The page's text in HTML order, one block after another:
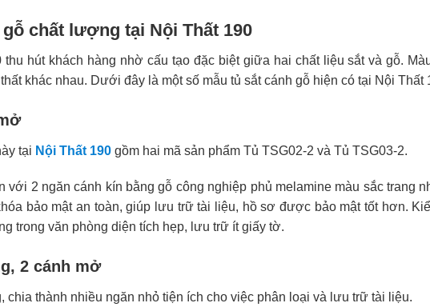
chất lượng tại Nội Thất 190
thu hút khách hàng nhờ cấu tạo đặc biệt giữa hai chất liệu sắt và gỗ.
khác nhau. Dưới đây là một số mẫu tủ sắt cánh gỗ hiện có tại Nội Thất
tại Nội Thất 190gồm hai mã sản phẩm Tủ TSG02-2 và Tủ TSG03-2.
với 2 ngăn cánh kín bằng gỗ công nghiệp phủ melamine màu sắc trang
bảo mật an toàn, giúp lưu trữ tài liệu, hồ sơ được bảo mật tốt hơn.
trong văn phòng diện tích hẹp, lưu trữ ít giấy tờ.
2 cánh mở
chia thành nhiều ngăn nhỏ tiện ích cho việc phân loại và lưu trữ tài liệu.